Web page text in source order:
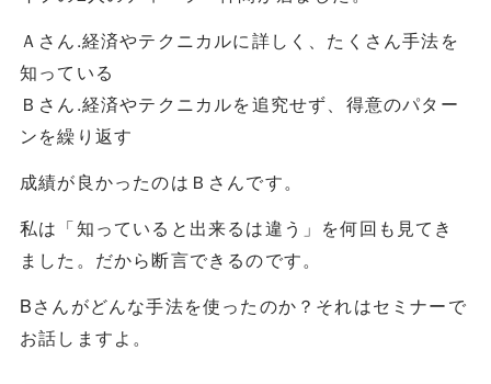
Ａさん.経済やテクニカルに詳しく、たくさん手法を
知っている
Ｂさん.経済やテクニカルを追究せず、得意のパター
ンを繰り返す
成績が良かったのはＢさんです。
私は「知っていると出来るは違う」を何回も見てき
ました。だから断言できるのです。
Bさんがどんな手法を使ったのか？それはセミナーで
お話しますよ。